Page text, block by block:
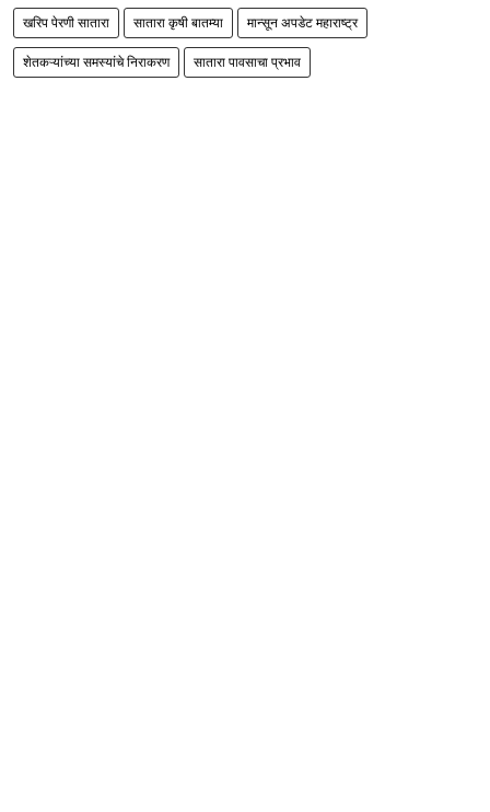
खरिप पेरणी सातारा सातारा कृषी बातम्या मान्सून अपडेट महाराष्ट्र
शेतकऱ्यांच्या समस्यांचे निराकरण सातारा पावसाचा प्रभाव